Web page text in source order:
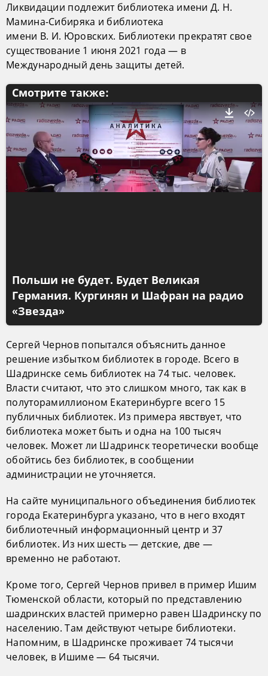
Ликвидации подлежит библиотека имени Д. Н.
Мамина-Сибиряка и библиотека
имени В. И. Юровских. Библиотеки прекратят свое
существование 1 июня 2021 года — в
Международный день защиты детей.
Смотрите также:
Польши не будет. Будет Великая
Германия. Кургинян и Шафран на радио
«Звезда»
Сергей Чернов попытался объяснить данное
решение избытком библиотек в городе. Всего в
Шадринске семь библиотек на 74 тыс. человек.
Власти считают, что это слишком много, так как в
полуторамиллионом Екатеринбурге всего 15
публичных библиотек. Из примера явствует, что
библиотека может быть и одна на 100 тысяч
человек. Может ли Шадринск теоретически вообще
обойтись без библиотек, в сообщении
администрации не уточняется.
На сайте муниципального объединения библиотек
города Екатеринбурга указано, что в него входят
библиотечный информационный центр и 37
библиотек. Из них шесть — детские, две —
временно не работают.
Кроме того, Сергей Чернов привел в пример Ишим
Тюменской области, который по представлению
шадринских властей примерно равен Шадринску по
населению. Там действуют четыре библиотеки.
Напомним, в Шадринске проживает 74 тысячи
человек, в Ишиме — 64 тысячи.